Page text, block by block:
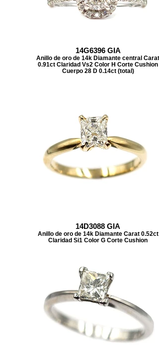
14G6396 GIA
Anillo de oro de 14k Diamante central Carat
0.91ct Claridad Vs2 Color H Corte Cushion
Cuerpo 28 D 0.14ct (total)
14D3088 GIA
Anillo de oro de 14k Diamante Carat 0.52ct
Claridad Si1 Color G Corte Cushion